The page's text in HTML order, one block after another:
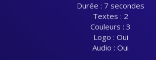
Durée : 7 secondes
Textes : 2
Couleurs : 3
Logo : Oui
Audio : Oui